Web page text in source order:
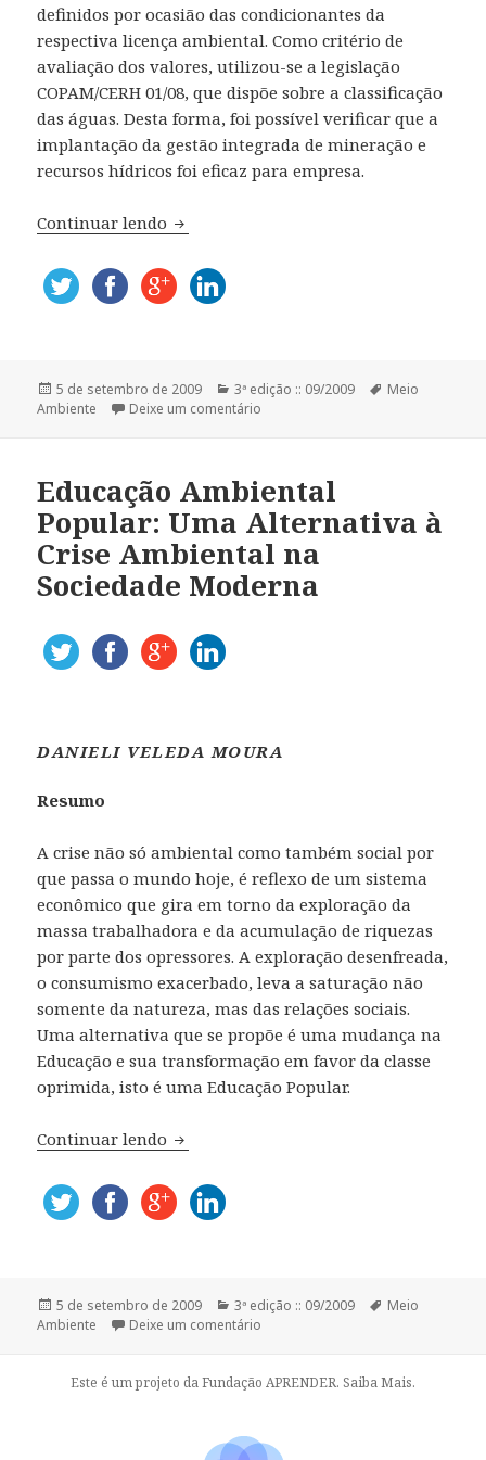
definidos por ocasião das condicionantes da
respectiva licença ambiental. Como critério de
avaliação dos valores, utilizou-se a legislação
COPAM/CERH 01/08, que dispõe sobre a classificação
das águas. Desta forma, foi possível verificar que a
implantação da gestão integrada de mineração e
recursos hídricos foi eficaz para empresa.
Continuar lendo Monitoramento de Águas Superficiais
Publicado
em
5 de setembro de 2009 Categorias
3ª edição :: 09/2009 Tags
Meio
Ambiente
Deixe um comentário
Educação Ambiental
Popular: Uma Alternativa à
Crise Ambiental na
Sociedade Moderna
DANIELI VELEDA MOURA
Resumo
A crise não só ambiental como também social por
que passa o mundo hoje, é reflexo de um sistema
econômico que gira em torno da exploração da
massa trabalhadora e da acumulação de riquezas
por parte dos opressores. A exploração desenfreada,
o consumismo exacerbado, leva a saturação não
somente da natureza, mas das relações sociais.
Uma alternativa que se propõe é uma mudança na
Educação e sua transformação em favor da classe
oprimida, isto é uma Educação Popular.
Continuar lendo Educação Ambiental Popular: Uma
Publicado
em
5 de setembro de 2009 Categorias
3ª edição :: 09/2009 Tags
Meio
Ambiente
Deixe um comentário
Este é um projeto da Fundação APRENDER. Saiba Mais.